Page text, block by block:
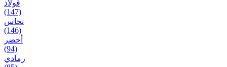
فُولاَذ
(147)
نحاس
(146)
أخضر
(94)
رمادي